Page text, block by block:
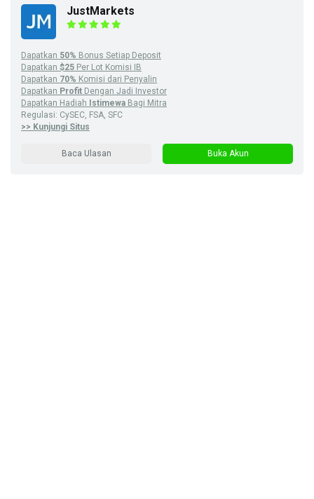
JustMarkets
Dapatkan 50% Bonus Setiap Deposit
Dapatkan $25 Per Lot Komisi IB
Dapatkan 70% Komisi dari Penyalin
Dapatkan Profit Dengan Jadi Investor
Dapatkan Hadiah
Istimewa Bagi Mitra
Regulasi: CySEC, FSA, SFC
>> Kunjungi Situs
Baca Ulasan Buka Akun